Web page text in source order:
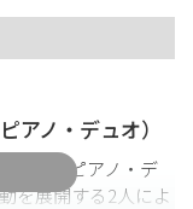
ノ・デュオ）
によるピアノ・デ
を展開する2人によ